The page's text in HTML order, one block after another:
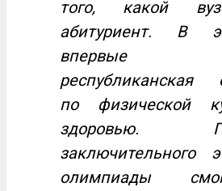
того, какой
абитуриент. В
впервые
республиканская
по физической
здоровью.
заключительного
олимпиады